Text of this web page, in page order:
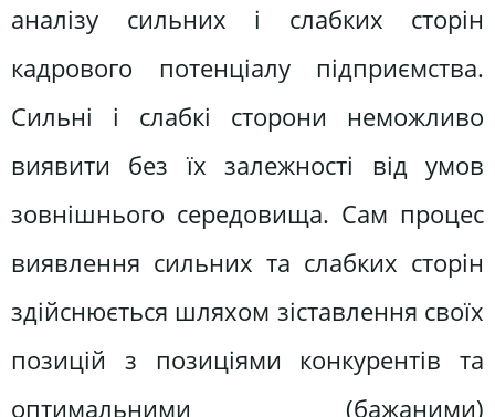
аналізу сильних і слабких сторін
кадрового потенціалу підприємства.
Сильні і слабкі сторони неможливо
виявити без їх залежності від умов
зовнішнього середовища. Сам процес
виявлення сильних та слабких сторін
здійснюється шляхом зіставлення своїх
позицій з позиціями конкурентів та
оптимальними (бажаними)